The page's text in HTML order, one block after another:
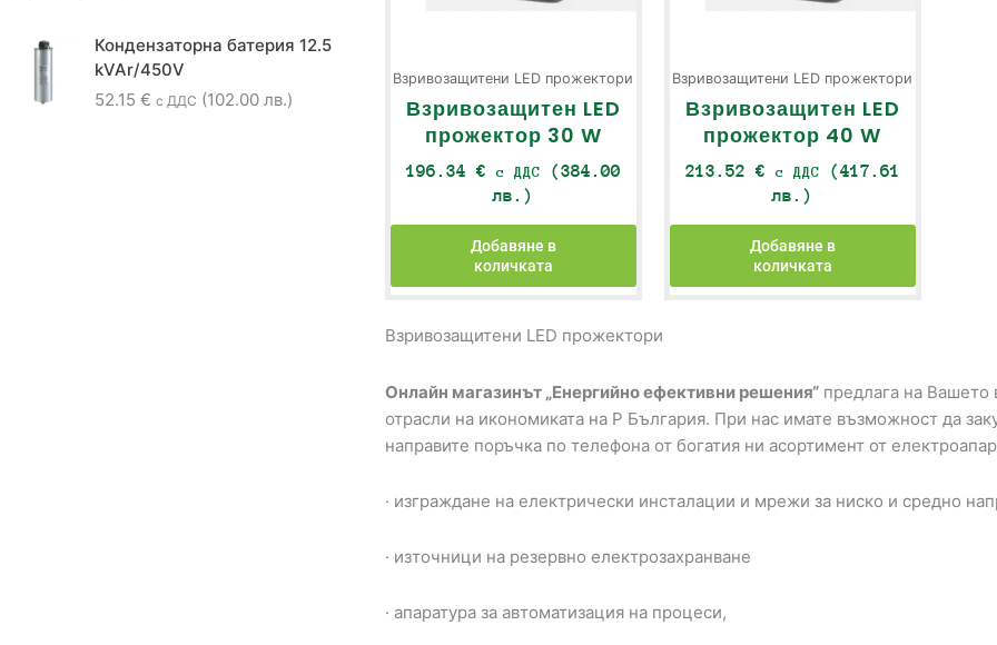
Кондензаторна батерия 12.5
kVAr/450V
52.15 € с ДДС (102.00 лв.)
Взривозащитени LED прожектори
Взривозащитен LED
прожектор 30 W
196.34 € с ДДС
(384.00
лв.)
Добавяне в
количката
Взривозащитени LED прожектори
Взривозащитен LED
прожектор 40 W
213.52 € с ДДС
(417.61
лв.)
Добавяне в
количката
Взривозащитени LED прожектори
Онлайн магазинът „Енергийно ефективни решения“ предлага на Вашето
отрасли на икономиката на Р България. При нас имате възможност да
направите поръчка по телефона от богатия ни асортимент от
· изграждане на електрически инсталации и мрежи за ниско и средно
· източници на резервно електрозахранване
· апаратура за автоматизация на процеси,